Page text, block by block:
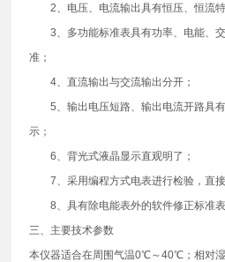
2、电压、电流输出具有恒压、恒流特
3、多功能标准表具有功率、电能、交
准；
4、直流输出与交流输出分开；
5、输出电压短路、输出电流开路具有
示；
6、背光式液晶显示直观明了；
7、采用编程方式电表进行检验，直接
8、具有除电能表外的软件修正标准表
三、主要技术参数
本仪器适合在周围气温0℃～40℃；相对